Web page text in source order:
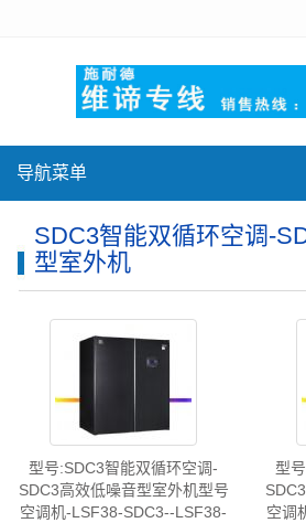
导航菜单
SDC3智能双循环空调-
型室外机
型号:SDC3智能双循环空调-
SDC3高效低噪音型室外机型号
空调机-LSF38-SDC3--LSF38-
型
空调